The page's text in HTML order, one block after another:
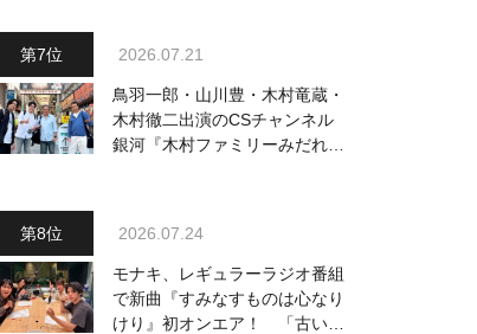
2026.07.21
鳥羽一郎・山川豊・木村竜蔵・
木村徹二出演のCSチャンネル
銀河『木村ファミリーみだれ旅
2026.07.24
モナキ、レギュラーラジオ番組
で新曲『すみなすものは心なり
けり』初オンエア！ 「古い言